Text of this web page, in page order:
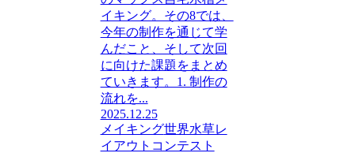
イキング。その8では、
今年の制作を通じて学
んだこと、そして次回
に向けた課題をまとめ
ていきます。1. 制作の
流れを...
2025.12.25
メイキング世界水草レ
イアウトコンテスト